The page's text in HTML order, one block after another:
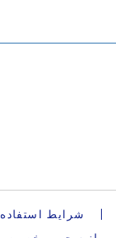
شرایط استفاده